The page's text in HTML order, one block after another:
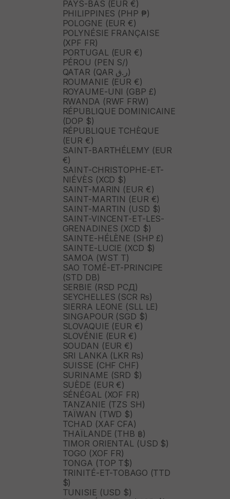
PAYS-BAS (EUR €)
PHILIPPINES (PHP ₱)
POLOGNE (EUR €)
POLYNÉSIE FRANÇAISE
(XPF FR)
PORTUGAL (EUR €)
PÉROU (PEN S/)
QATAR (QAR ر.ق)
ROUMANIE (EUR €)
ROYAUME-UNI (GBP £)
RWANDA (RWF FRW)
RÉPUBLIQUE DOMINICAINE
(DOP $)
RÉPUBLIQUE TCHÈQUE
(EUR €)
SAINT-BARTHÉLEMY (EUR
€)
SAINT-CHRISTOPHE-ET-
NIÉVÈS (XCD $)
SAINT-MARIN (EUR €)
SAINT-MARTIN (EUR €)
SAINT-MARTIN (USD $)
SAINT-VINCENT-ET-LES-
GRENADINES (XCD $)
SAINTE-HÉLÈNE (SHP £)
SAINTE-LUCIE (XCD $)
SAMOA (WST T)
SAO TOMÉ-ET-PRINCIPE
(STD DB)
SERBIE (RSD РСД)
SEYCHELLES (SCR ₨)
SIERRA LEONE (SLL LE)
SINGAPOUR (SGD $)
SLOVAQUIE (EUR €)
SLOVÉNIE (EUR €)
SOUDAN (EUR €)
SRI LANKA (LKR ₨)
SUISSE (CHF CHF)
SURINAME (SRD $)
SUÈDE (EUR €)
SÉNÉGAL (XOF FR)
TANZANIE (TZS SH)
TAÏWAN (TWD $)
TCHAD (XAF CFA)
THAÏLANDE (THB ฿)
TIMOR ORIENTAL (USD $)
TOGO (XOF FR)
TONGA (TOP T$)
TRINITÉ-ET-TOBAGO (TTD
$)
TUNISIE (USD $)